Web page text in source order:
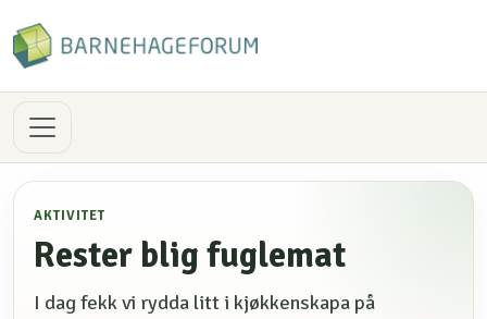
AKTIVITET
Rester blig fuglemat
I dag fekk vi rydda litt i kjøkkenskapa på